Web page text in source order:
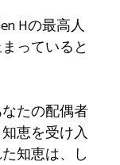
Hの最高人
っていると
たの配偶者
恵を受け入
知恵は、し